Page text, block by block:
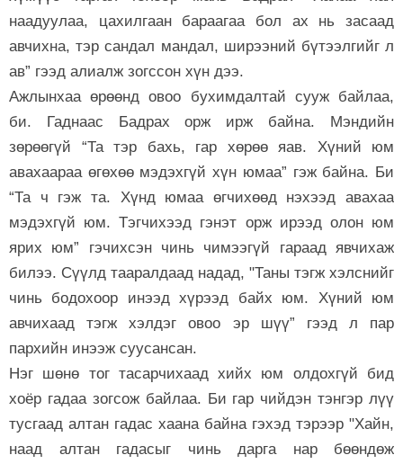
наадуулаа, цахилгаан бараагаа бол ах нь засаад
авчихна, тэр сандал мандал, ширээний бүтээлгийг л
ав” гээд алиалж зогссон хүн дээ.
Ажлынхаа өрөөнд овоо бухимдалтай сууж байлаа,
би. Гаднаас Бадрах орж ирж байна. Мэндийн
зөрөөгүй “Та тэр бахь, гар хөрөө яав. Хүний юм
авахаараа өгөхөө мэдэхгүй хүн юмаа” гэж байна. Би
“Та ч гэж та. Хүнд юмаа өгчихөөд нэхээд авахаа
мэдэхгүй юм. Тэгчихээд гэнэт орж ирээд олон юм
ярих юм” гэчихсэн чинь чимээгүй гараад явчихаж
билээ. Сүүлд тааралдаад надад, "Таны тэгж хэлснийг
чинь бодохоор инээд хүрээд байх юм. Хүний юм
авчихаад тэгж хэлдэг овоо эр шүү” гээд л пар
пархийн инээж суусансан.
Нэг шөнө тог тасарчихаад хийх юм олдохгүй бид
хоёр гадаа зогсож байлаа. Би гар чийдэн тэнгэр лүү
тусгаад алтан гадас хаана байна гэхэд тэрээр "Хайн,
наад алтан гадасыг чинь дарга нар бөөндөж